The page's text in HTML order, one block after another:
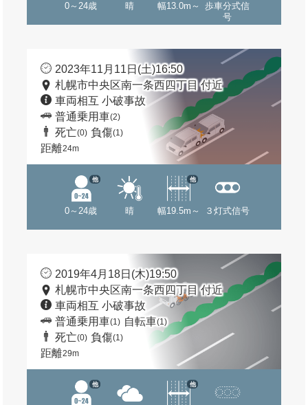
0～24歳 晴 幅13.0m～
歩車分式信
号
2023年11月11日(土)16:50
札幌市中央区南一条西四丁目 付近
車両相互 小破事故
普通乗用車(2)
死亡(0) 負傷(1)
距離24m
0～24歳
他
晴 幅19.5m～
他
３灯式信号
2019年4月18日(木)19:50
札幌市中央区南一条西四丁目 付近
車両相互 小破事故
普通乗用車(1) 自転車(1)
死亡(0) 負傷(1)
距離29m
他 他